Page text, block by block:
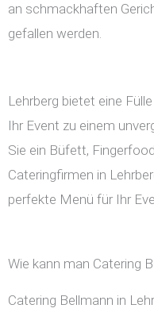
an schmackhaften
gefallen werden.
Lehrberg bietet eine
Ihr Event zu einem
Sie ein Büfett,
Cateringfirmen in
perfekte Menü für Ihr
Wie kann man Catering
Catering Bellmann in